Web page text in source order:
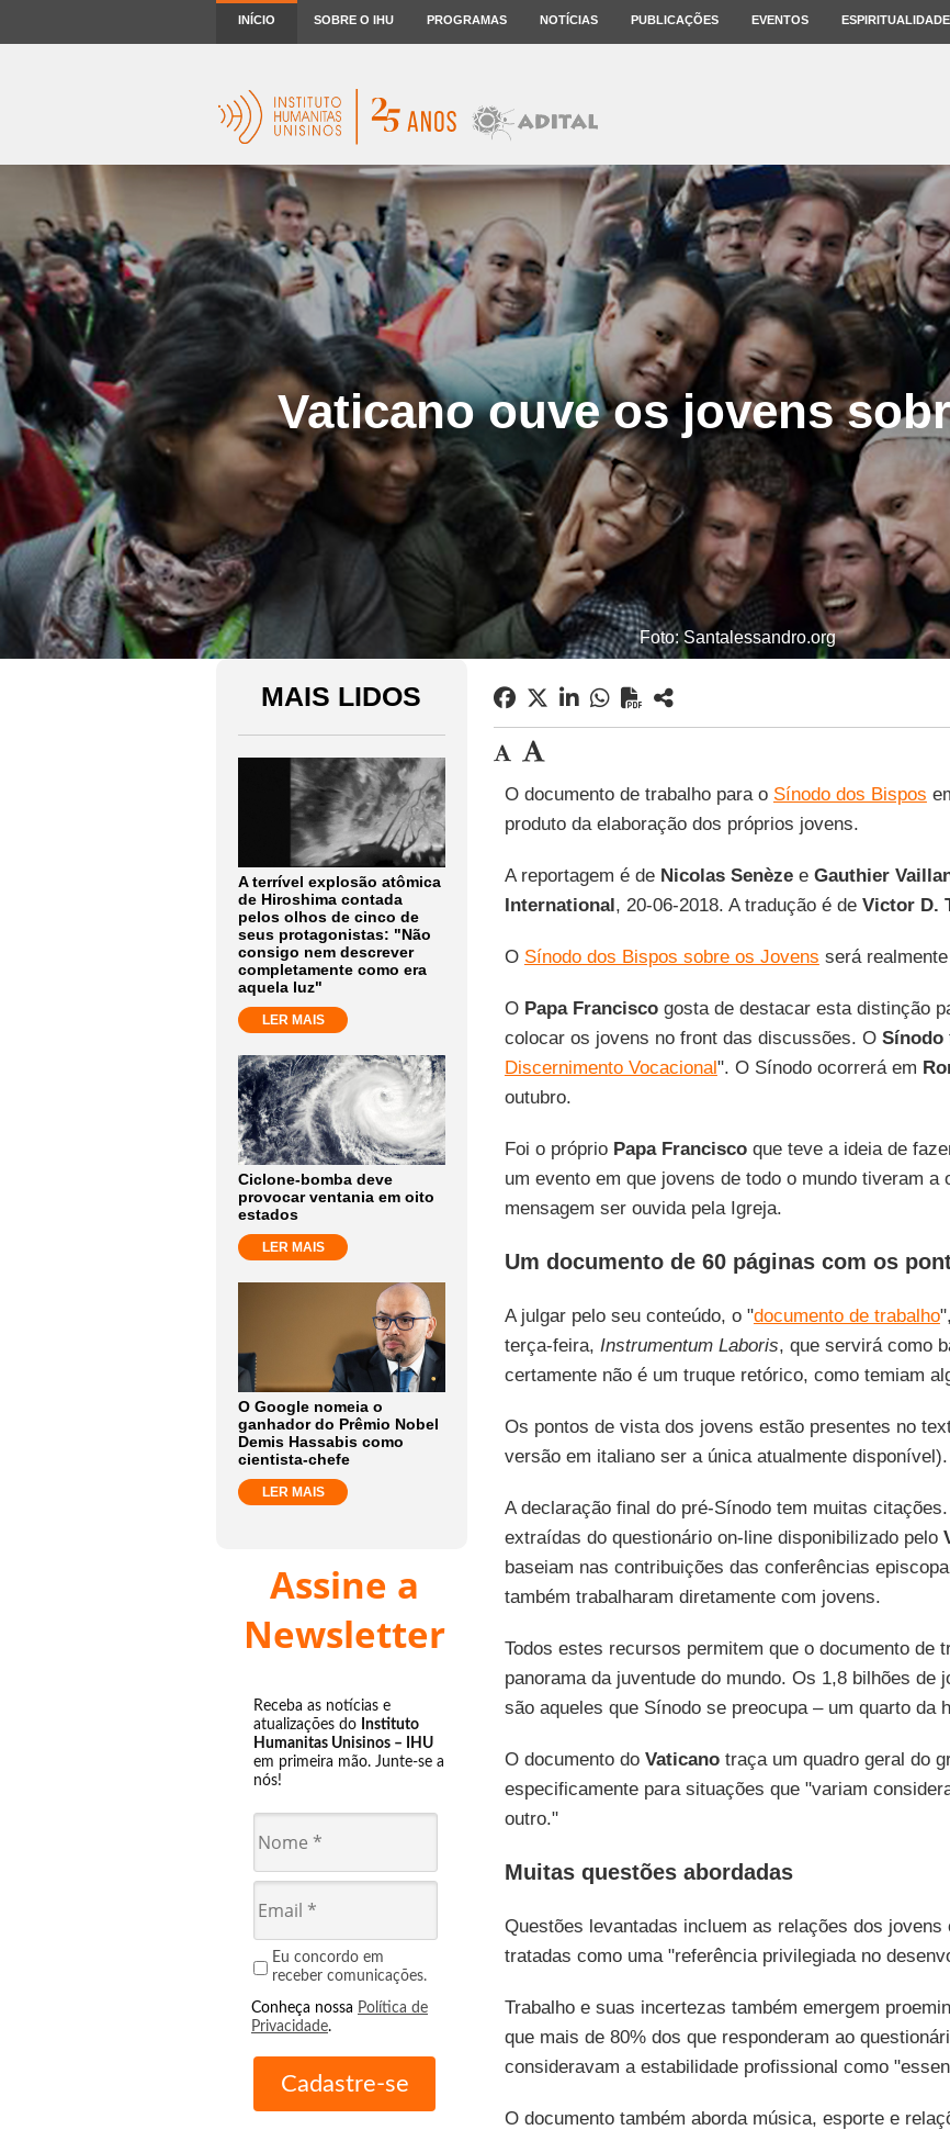
INÍCIO SOBRE O IHU PROGRAMAS NOTÍCIAS PUBLICAÇÕES EVENTOS ESPIRITUALIDADE
Vaticano ouve os jovens
Foto: Santalessandro.org
MAIS LIDOS
A terrível explosão atômica
de Hiroshima contada
pelos olhos de cinco de
seus protagonistas: "Não
consigo nem descrever
completamente como era
aquela luz"
LER MAIS
Ciclone-bomba deve
provocar ventania em oito
estados
LER MAIS
O Google nomeia o
ganhador do Prêmio Nobel
Demis Hassabis como
cientista-chefe
LER MAIS
Assine a
Newsletter
Receba as notícias e
atualizações do Instituto
Humanitas Unisinos – IHU
em primeira mão. Junte-se a
nós!
Eu concordo em
receber comunicações.
Conheça nossa Política de
Privacidade.
O documento de trabalho para o Sínodo dos Bispos
produto da elaboração dos próprios jovens.
A reportagem é de Nicolas Senèze e Gauthier
International, 20-06-2018. A tradução é de Victor D.
O Sínodo dos Bispos sobre os Jovens será
O Papa Franciscogosta de destacar esta distinção
colocar os jovens no front das discussões. O Sínodo
Discernimento Vocacional". O Sínodo ocorrerá em
outubro.
Foi o próprio Papa Franciscoque teve a ideia de
um evento em que jovens de todo o mundo tiveram a
mensagem ser ouvida pela Igreja.
Um documento de 60 páginas com os
A julgar pelo seu conteúdo, o "documento de trabalho
terça-feira, Instrumentum Laboris, que servirá como
certamente não é um truque retórico, como temiam
Os pontos de vista dos jovens estão presentes no
versão em italiano ser a única atualmente disponível).
A declaração final do pré-Sínodo tem muitas
extraídas do questionário on-line disponibilizado pelo
baseiam nas contribuições das conferências
também trabalharam diretamente com jovens.
Todos estes recursos permitem que o documento de
panorama da juventude do mundo. Os 1,8 bilhões de
são aqueles que Sínodo se preocupa – um quarto da
O documento do Vaticanotraça um quadro geral do
especificamente para situações que "variam
outro."
Muitas questões abordadas
Questões levantadas incluem as relações dos jovens
tratadas como uma "referência privilegiada no
Trabalho e suas incertezas também emergem
que mais de 80% dos que responderam ao
consideravam a estabilidade profissional como
O documento também aborda música, esporte e